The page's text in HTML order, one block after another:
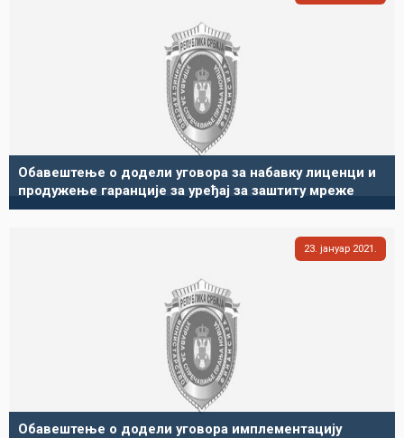
Обавештење о додели уговора за набавку лиценци и
продужење гаранције за уређај за заштиту мреже
23 јануар 2021
Обавештење о додели уговора имплементацију